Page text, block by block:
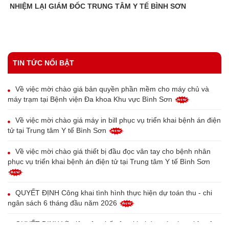
NHIỆM LẠI GIÁM ĐỐC TRUNG TÂM Y TẾ BÌNH SƠN
TIN TỨC NỔI BẬT
Về việc mời chào giá bản quyền phần mềm cho máy chủ và
máy trạm tại Bệnh viện Đa khoa Khu vực Bình Sơn
Về việc mời chào giá máy in bill phục vụ triển khai bệnh án điện
tử tại Trung tâm Y tế Bình Sơn
Về việc mời chào giá thiết bị đầu đọc vân tay cho bệnh nhân
phục vụ triển khai bệnh án điện tử tại Trung tâm Y tế Bình Sơn
QUYẾT ĐỊNH Công khai tình hình thực hiện dự toán thu - chi
ngân sách 6 tháng đầu năm 2026
QUYẾT ĐỊNH Về việc công bố công khai dự toán thu, chỉ ngân